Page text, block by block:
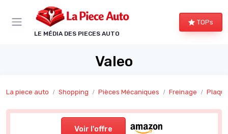
LE MÉDIA DES PIECES AUTO
TOPs
Valeo
La piece auto Shopping Pièces Mécaniques Freinage
Voir l'offre
Panneau de gestion des cookies